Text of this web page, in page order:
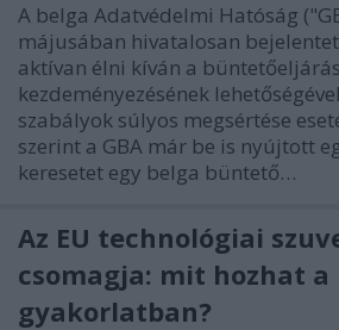
A belga Adatvédelmi Hatóság
májusában hivatalosan
aktívan élni kíván a büntetőeljárás
kezdeményezésének
szabályok súlyos megsértése
szerint a GBA már be is nyújtott
keresetet egy belga büntető…
Az EU technológiai
csomagja: mit hozhat a
gyakorlatban?